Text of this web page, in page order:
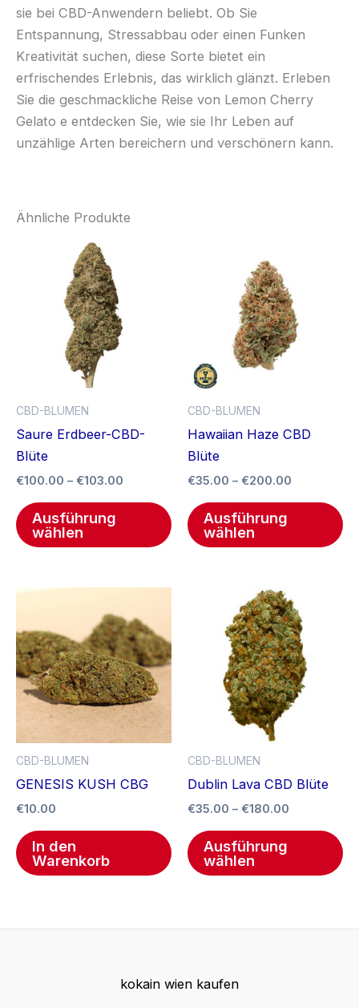
sie bei CBD-Anwendern beliebt. Ob Sie
Entspannung, Stressabbau oder einen Funken
Kreativität suchen, diese Sorte bietet ein
erfrischendes Erlebnis, das wirklich glänzt. Erleben
Sie die geschmackliche Reise von Lemon Cherry
Gelato e entdecken Sie, wie sie Ihr Leben auf
unzählige Arten bereichern und verschönern kann.
Ähnliche Produkte
CBD-BLUMEN
Saure Erdbeer-CBD-
Blüte
€100.00 – €103.00
Ausführung
wählen
auf
der
Produktseite
gewählt
werden
CBD-BLUMEN
Hawaiian Haze CBD
Blüte
€35.00 – €200.00
Ausführung
wählen
CBD-BLUMEN
GENESIS KUSH CBG
€10.00
In den
Warenkorb
CBD-BLUMEN
Dublin Lava CBD Blüte
€35.00 – €180.00
€35.00
bis
€180.00
Ausführung
wählen
kokain wien kaufen